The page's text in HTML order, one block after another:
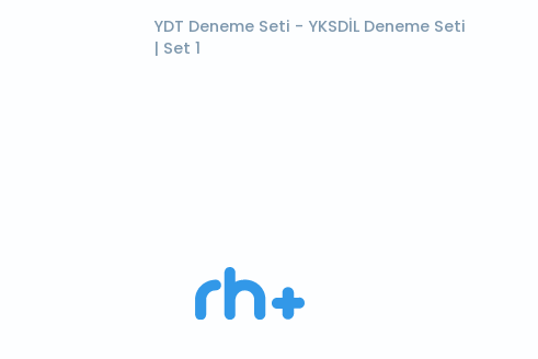
YDT Deneme Seti - YKSDİL Deneme Seti
| Set 1